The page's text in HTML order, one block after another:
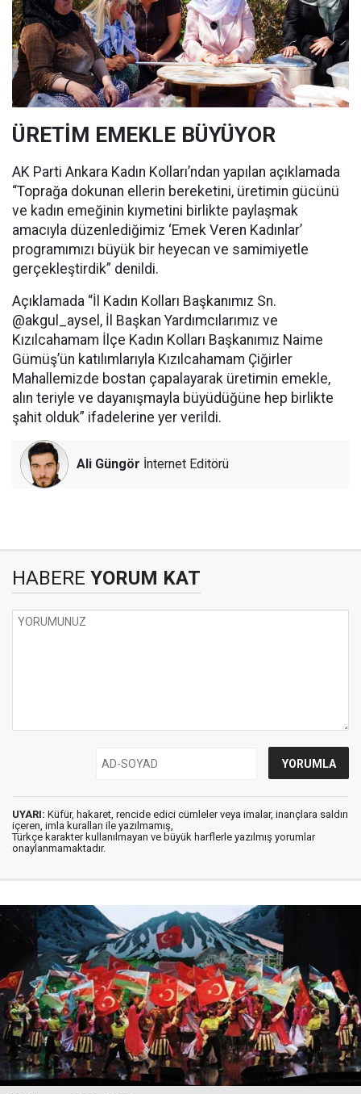
ÜRETİM EMEKLE BÜYÜYOR
AK Parti Ankara Kadın Kolları’ndan yapılan açıklamada
“Toprağa dokunan ellerin bereketini, üretimin gücünü
ve kadın emeğinin kıymetini birlikte paylaşmak
amacıyla düzenlediğimiz ‘Emek Veren Kadınlar’
programımızı büyük bir heyecan ve samimiyetle
gerçekleştirdik” denildi.
Açıklamada “İl Kadın Kolları Başkanımız Sn.
@akgul_aysel, İl Başkan Yardımcılarımız ve
Kızılcahamam İlçe Kadın Kolları Başkanımız Naime
Gümüş’ün katılımlarıyla Kızılcahamam Çiğirler
Mahallemizde bostan çapalayarak üretimin emekle,
alın teriyle ve dayanışmayla büyüdüğüne hep birlikte
şahit olduk” ifadelerine yer verildi.
Ali Güngör İnternet Editörü
HABERE YORUM KAT
UYARI: Küfür, hakaret, rencide edici cümleler veya imalar, inançlara saldırı
içeren, imla kuralları ile yazılmamış,
Türkçe karakter kullanılmayan ve büyük harflerle yazılmış yorumlar
onaylanmamaktadır.